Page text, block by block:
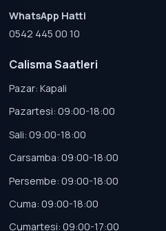
WhatsApp Hatti
0542 445 00 10
Calisma Saatleri
Pazar: Kapali
Pazartesi: 09:00-18:00
Sali: 09:00-18:00
Carsamba: 09:00-18:00
Persembe: 09:00-18:00
Cuma: 09:00-18:00
Cumartesi: 09:00-17:00